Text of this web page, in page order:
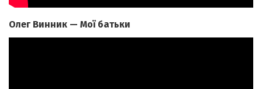
Олег Винник — Мої батьки